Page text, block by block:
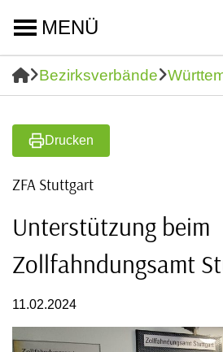
MENÜ
Bezirksverbände
Drucken
ZFA Stuttgart
Unterstützung beim
Zollfahndungsamt
11.02.2024